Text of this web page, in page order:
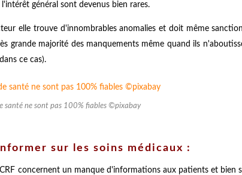
général sont devenus bien rares.
elle trouve d'innombrables anomalies et doit même
grande majorité des manquements même quand ils
ce cas).
santé ne sont pas 100% fiables ©pixabay
sur les soins médicaux :
concernent un manque d'informations aux patients et bien